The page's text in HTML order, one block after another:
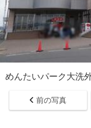
めんたいパーク大洗
前の写真